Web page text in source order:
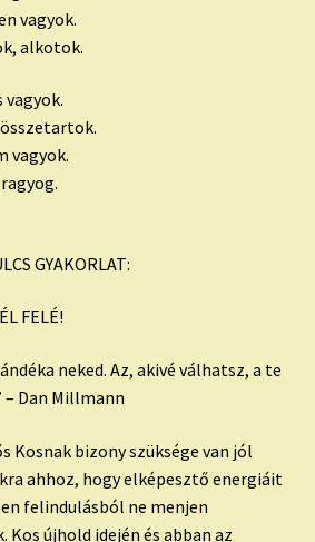
vagyok.
alkotok.
vagyok.
vagyok.
GYAKORLAT:
FELÉ!
neked. Az, akivé válhatsz, a te
– Dan Millmann
Kosnak bizony szüksége van jól
ahhoz, hogy elképesztő energiáit
felindulásból ne menjen
Kos újhold idején és abban az